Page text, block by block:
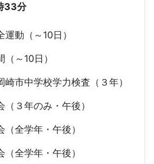
33分
運動（～ 10日）
（～ 10日）
市中学校学力検査（３年）
３年のみ・午後）
全学年・午後）
全学年・午後）